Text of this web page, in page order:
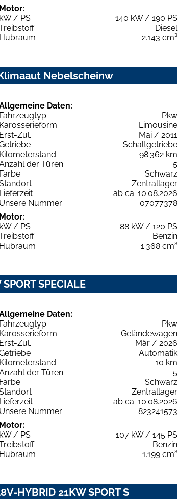
Motor:
kW / PS
140 kW / 190 PS
Diesel
Hubraum
2.143 cm³
Nebelscheinw
Daten:
Fahrzeugtyp
Pkw
Karosserieform
Limousine
Erst-Zul.
Mai / 2011
Schaltgetriebe
Kilometerstand
98.362 km
der Türen
5
Farbe
Schwarz
Zentrallager
Lieferzeit
ab ca. 10.08.2026
Unsere Nummer
07077378
Motor:
kW / PS
88 kW / 120 PS
Benzin
Hubraum
1.368 cm³
SPECIALE
Daten:
Fahrzeugtyp
Pkw
Karosserieform
Geländewagen
Erst-Zul.
Mär / 2026
Automatik
Kilometerstand
10 km
der Türen
5
Farbe
Schwarz
Zentrallager
Lieferzeit
ab ca. 10.08.2026
Unsere Nummer
823241573
Motor:
kW / PS
107 kW / 145 PS
Benzin
Hubraum
1.199 cm³
HYBRID 21KW SPORT S